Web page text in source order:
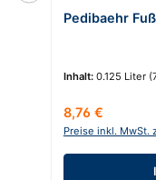
Pedibaehr
Inhalt: 0.125 Liter
Regulärer Preis:
8,76 €
Preise inkl. MwSt.